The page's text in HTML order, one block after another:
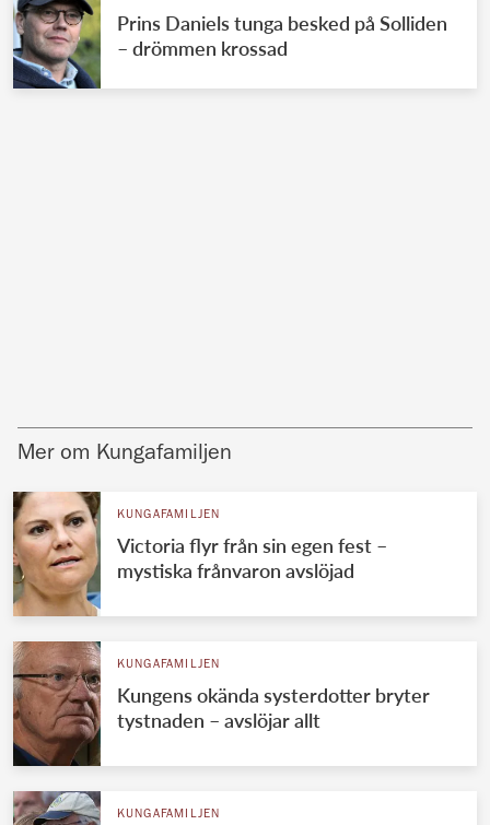
Prins Daniels tunga besked på Solliden
– drömmen krossad
Mer om Kungafamiljen
KUNGAFAMILJEN
Victoria flyr från sin egen fest –
mystiska frånvaron avslöjad
KUNGAFAMILJEN
Kungens okända systerdotter bryter
tystnaden – avslöjar allt
KUNGAFAMILJEN